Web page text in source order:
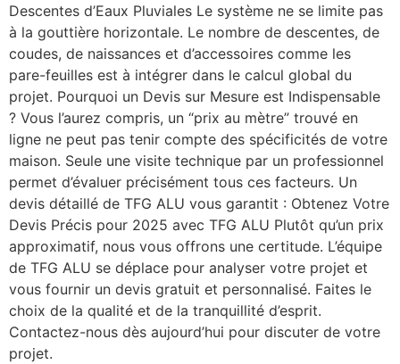
Descentes d’Eaux Pluviales Le système ne se limite pas
à la gouttière horizontale. Le nombre de descentes, de
coudes, de naissances et d’accessoires comme les
pare-feuilles est à intégrer dans le calcul global du
projet. Pourquoi un Devis sur Mesure est Indispensable
? Vous l’aurez compris, un “prix au mètre” trouvé en
ligne ne peut pas tenir compte des spécificités de votre
maison. Seule une visite technique par un professionnel
permet d’évaluer précisément tous ces facteurs. Un
devis détaillé de TFG ALU vous garantit : Obtenez Votre
Devis Précis pour 2025 avec TFG ALU Plutôt qu’un prix
approximatif, nous vous offrons une certitude. L’équipe
de TFG ALU se déplace pour analyser votre projet et
vous fournir un devis gratuit et personnalisé. Faites le
choix de la qualité et de la tranquillité d’esprit.
Contactez-nous dès aujourd’hui pour discuter de votre
projet.